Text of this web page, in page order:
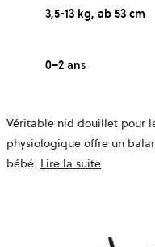
3,5-13 kg, ab 53 cm
0–2 ans
Véritable nid douillet pour
physiologique offre un
bébé. Lire la suite